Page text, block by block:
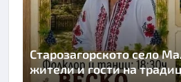
Старозагорското село
жители и гости на